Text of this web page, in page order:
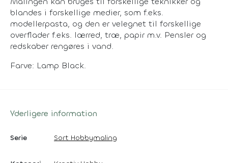
blandes i forskellige medier, som f.eks.
modellerpasta, og den er velegnet til forskellige
overflader f.eks. lærred, træ, papir m.v. Pensler og
redskaber rengøres i vand.
Farve: Lamp Black.
Yderligere information
Serie Sort Hobbymaling